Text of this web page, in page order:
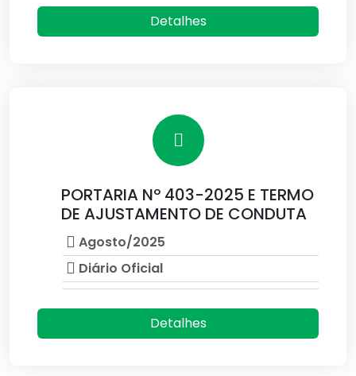
Detalhes
PORTARIA Nº 403-2025 E TERMO
DE AJUSTAMENTO DE CONDUTA
Agosto/2025
Diário Oficial
Detalhes